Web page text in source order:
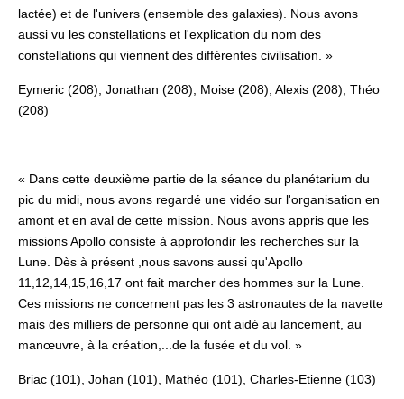
lactée) et de l'univers (ensemble des galaxies). Nous avons
aussi vu les constellations et l'explication du nom des
constellations qui viennent des différentes civilisation. »
Eymeric (208), Jonathan (208), Moise (208), Alexis (208), Théo
(208)
« Dans cette deuxième partie de la séance du planétarium du
pic du midi, nous avons regardé une vidéo sur l'organisation en
amont et en aval de cette mission. Nous avons appris que les
missions Apollo consiste à approfondir les recherches sur la
Lune. Dès à présent ,nous savons aussi qu'Apollo
11,12,14,15,16,17 ont fait marcher des hommes sur la Lune.
Ces missions ne concernent pas les 3 astronautes de la navette
mais des milliers de personne qui ont aidé au lancement, au
manœuvre, à la création,...de la fusée et du vol. »
Briac (101), Johan (101), Mathéo (101), Charles-Etienne (103)